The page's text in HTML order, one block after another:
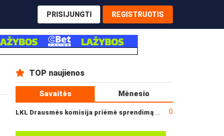
PRISIJUNGTI REGISTRUOTIS
TOP naujienos
Savaitės Mėnesio
0